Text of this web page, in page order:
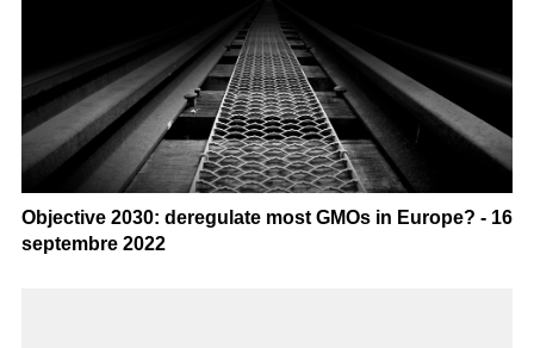
Objective 2030: deregulate most GMOs in Europe? - 16
septembre 2022